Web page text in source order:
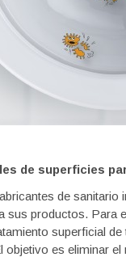
de superficies
de
sus productos. Para
superficial
es eliminar